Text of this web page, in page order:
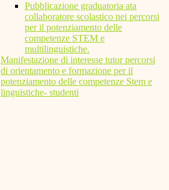
Pubblicazione graduatoria ata
collaboratore scolastico nei percorsi
per il potenziamento delle
competenze STEM e
multilinguistiche.
Manifestazione di interesse tutor percorsi
di orientamento e formazione per il
potenziamento delle competenze Stem e
linguistiche- studenti